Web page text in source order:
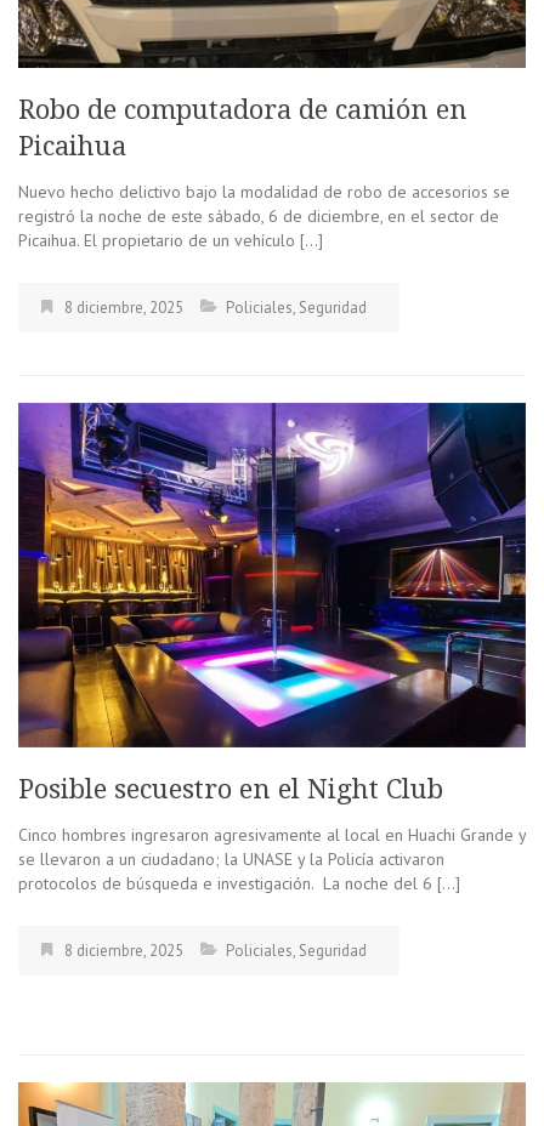
Robo de computadora de camión en
Picaihua
Nuevo hecho delictivo bajo la modalidad de robo de accesorios se
registró la noche de este sábado, 6 de diciembre, en el sector de
Picaihua. El propietario de un vehículo […]
8 diciembre, 2025 Policiales, Seguridad
Posible secuestro en el Night Club
Cinco hombres ingresaron agresivamente al local en Huachi Grande y
se llevaron a un ciudadano; la UNASE y la Policía activaron
protocolos de búsqueda e investigación. La noche del 6 […]
8 diciembre, 2025 Policiales, Seguridad